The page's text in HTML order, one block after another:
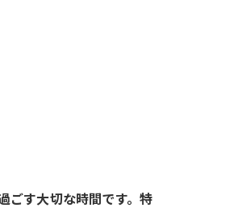
ごす大切な時間です。特